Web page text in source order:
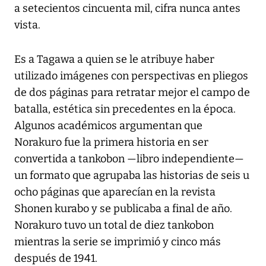
a setecientos cincuenta mil, cifra nunca antes
vista.
Es a Tagawa a quien se le atribuye haber
utilizado imágenes con perspectivas en pliegos
de dos páginas para retratar mejor el campo de
batalla, estética sin precedentes en la época.
Algunos académicos argumentan que
Norakuro fue la primera historia en ser
convertida a tankobon —libro independiente—
un formato que agrupaba las historias de seis u
ocho páginas que aparecían en la revista
Shonen kurabo y se publicaba a final de año.
Norakuro tuvo un total de diez tankobon
mientras la serie se imprimió y cinco más
después de 1941.